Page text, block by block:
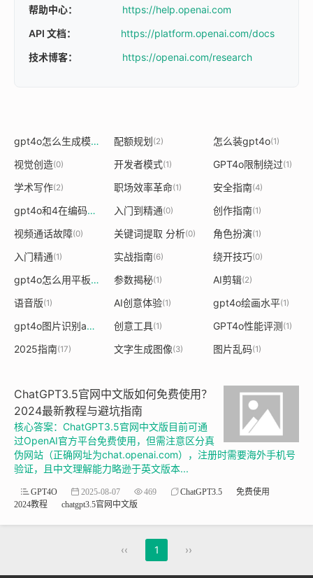
帮助中心：
https://help.openai.com
API 文档：
https://platform.openai.com/docs
技术博客：
https://openai.com/research
gpt4o怎么生成模型 配额规划(2) 怎么装gpt4o(1)
视觉创造(0) 开发者模式(1) GPT4o限制绕过(1)
学术写作(2) 职场效率革命(1) 安全指南(4)
gpt4o和4在编码区别 入门到精通(0) 创作指南(1)
视频通话故障(0) 关键词提取 分析(0) 角色扮演(1)
入门精通(1) 实战指南(6) 绕开技巧(0)
gpt4o怎么用平板
(1) 参数揭秘(1) AI剪辑(2)
语音版(1) AI创意体验(1) gpt4o绘画水平(1)
gpt4o图片识别api 创意工具(1) GPT4o性能评测(1)
2025指南(17) 文字生成图像(3) 图片乱码(1)
ChatGPT3.5官网中文版如何免费使用？
2024最新教程与避坑指南
核心答案：ChatGPT3.5官网中文版目前可通
过OpenAI官方平台免费使用，但需注意区分真
伪网站（正确网址为chat.openai.com），注册时需要海外手机号
验证，且中文理解能力略逊于英文版本...
GPT4O 2025-08-07 469 ChatGPT3.5
免费使用
2024教程
chatgpt3.5官网中文版
‹‹ 1 ››